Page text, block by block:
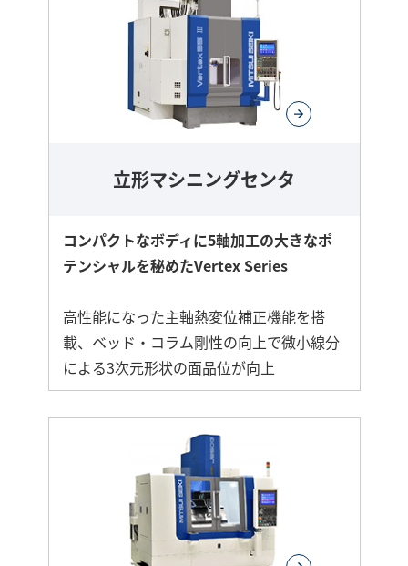
立形マシニングセンタ
コンパクトなボディに5軸加工の大きなポ
テンシャルを秘めたVertex Series
高性能になった主軸熱変位補正機能を搭
載、ベッド・コラム剛性の向上で微小線分
による3次元形状の面品位が向上